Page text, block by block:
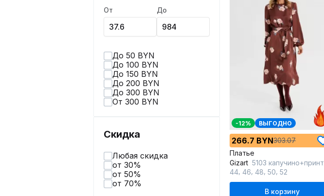
От До
До 50 BYN
До 100 BYN
До 150 BYN
До 200 BYN
До 300 BYN
От 300 BYN
Скидка
Любая скидка
от 30%
от 50%
от 70%
-12% ВЫГОДНО
266.7 BYN303.07
Платье
Gizart 5103 капучино+принт_цветы
44 46 48 50 52
В корзину